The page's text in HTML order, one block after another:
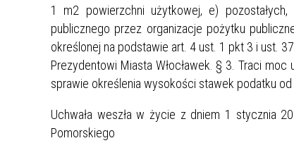
1 m2 powierzchni użytkowej, e)
publicznego przez organizacje pożytku
określonej na podstawie art. 4 ust. 1 pkt 3 i ust.
Prezydentowi Miasta Włocławek. § 3. Traci
sprawie określenia wysokości stawek podatku
Uchwała weszła w życie z dniem 1 stycznia
Pomorskiego